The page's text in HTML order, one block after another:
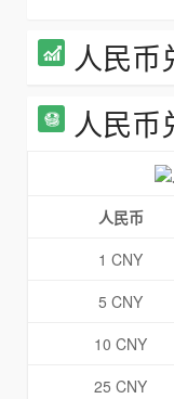
人民币
人民币
人民币
1 CNY
5 CNY
10 CNY
25 CNY